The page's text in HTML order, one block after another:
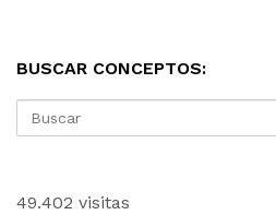
BUSCAR CONCEPTOS:
49.402 visitas